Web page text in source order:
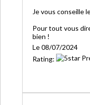
Je vous conseille
Pour tout vous
bien !
Le 08/07/2024
Rating: